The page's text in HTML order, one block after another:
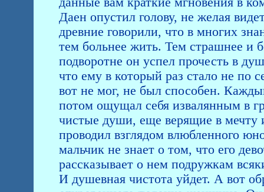
Даен опустил голову, не желая
древние говорили, что в многих
тем больнее жить. Тем страшнее и
подворотне он успел прочесть в
что ему в который раз стало не по
вот не мог, не был способен.
потом ощущал себя извалянным в
чистые души, еще верящие в мечту
проводил взглядом влюбленного
мальчик не знает о том, что его
рассказывает о нем подружкам
И душевная чистота уйдет. А вот